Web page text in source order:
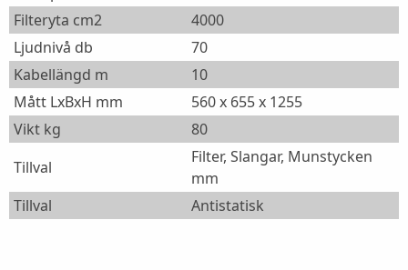
Filteryta cm2
4000
Ljudnivå db
70
Kabellängd m
10
Mått LxBxH mm
560 x 655 x 1255
Vikt kg
80
Tillval
Filter, Slangar, Munstycken
mm
Tillval
Antistatisk